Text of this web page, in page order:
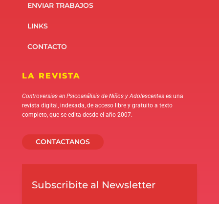
ENVIAR TRABAJOS
LINKS
CONTACTO
LA REVISTA
Controversias en Psicoanálisis de Niños y Adolescenteses una
revista digital, indexada, de acceso libre y gratuito a texto
completo, que se edita desde el año 2007.
CONTACTANOS
Subscribite al Newsletter